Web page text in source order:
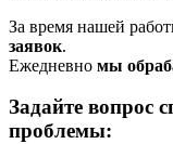
За время нашей
заявок.
Ежедневно мы
Задайте вопрос
проблемы: